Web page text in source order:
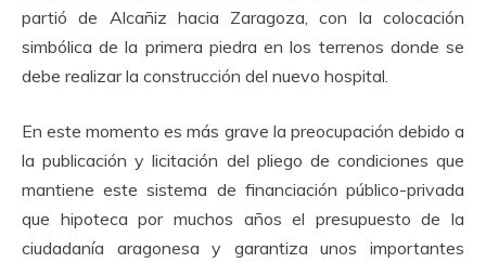
partió de Alcañiz hacia Zaragoza, con la colocación
simbólica de la primera piedra en los terrenos donde se
debe realizar la construcción del nuevo hospital.
En este momento es más grave la preocupación debido a
la publicación y licitación del pliego de condiciones que
mantiene este sistema de financiación público-privada
que hipoteca por muchos años el presupuesto de la
ciudadanía aragonesa y garantiza unos importantes